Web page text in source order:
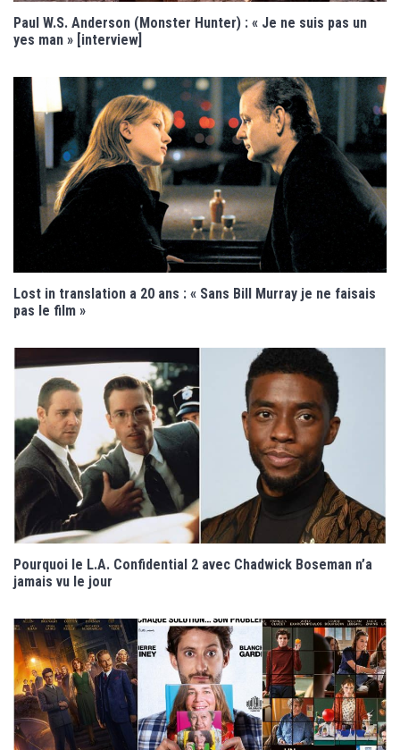
Paul W.S. Anderson (Monster Hunter) : « Je ne suis pas un
yes man » [interview]
Lost in translation a 20 ans : « Sans Bill Murray je ne faisais
pas le film »
Pourquoi le L.A. Confidential 2 avec Chadwick Boseman n’a
jamais vu le jour